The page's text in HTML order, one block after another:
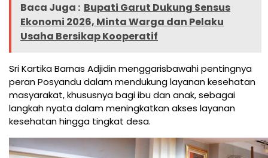
Baca Juga : Bupati Garut Dukung Sensus
Ekonomi 2026, Minta Warga dan Pelaku
Usaha Bersikap Kooperatif
Sri Kartika Barnas Adjidin menggarisbawahi pentingnya
peran Posyandu dalam mendukung layanan kesehatan
masyarakat, khususnya bagi ibu dan anak, sebagai
langkah nyata dalam meningkatkan akses layanan
kesehatan hingga tingkat desa.